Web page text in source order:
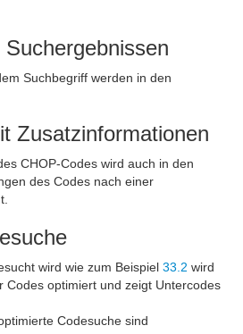
Suchbegriff werden in den
Zusatzinformationen
CHOP-Codes wird auch in den
des Codes nach einer
wird wie zum Beispiel 33.2 wird
Codes optimiert und zeigt Untercodes
Codesuche sind